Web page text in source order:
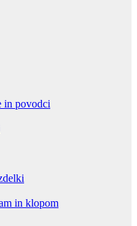
in povodci
in klopom